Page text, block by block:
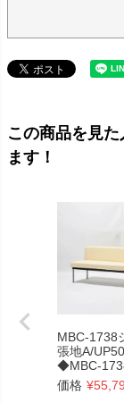
この商品を見
ます！
MBC-1738
張地A/
◆MBC-
価格 ¥